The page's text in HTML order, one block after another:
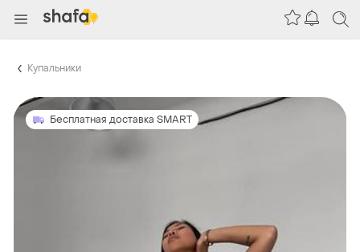
Купальники
Бесплатная доставка SMART